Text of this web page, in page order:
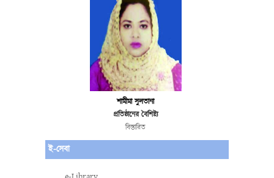
শামীমা সুলতানা
প্রতিষ্ঠানের বৈশিষ্ট্য
বিস্তারিত
ই-সেবা